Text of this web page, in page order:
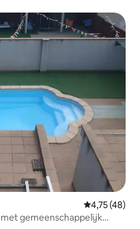
Gemiddelde
4,75 (48)
gemeenschappelijk